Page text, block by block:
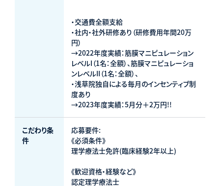
・交通費全額支給
・社内・社外研修あり（研修費用年間20万
円）
→2022年度実績：筋膜マニピュレーション
レベルI（1名：全額）、筋膜マニピュレーショ
ンレベルII（1名：全額）、
・浅草院独自による毎月のインセンティブ制
度あり
→2023年度実績：5月分＋2万円!!
こだわり条
件
応募要件:
《必須条件》
理学療法士免許(臨床経験2年以上)
《歓迎資格・経験など》
認定理学療法士